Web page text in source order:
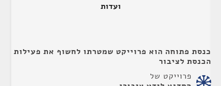
ועדות
כנסת פתוחה הוא פרוייקט שמטרתו לחשוף את פעילות
הכנסת לציבור
פרוייקט של